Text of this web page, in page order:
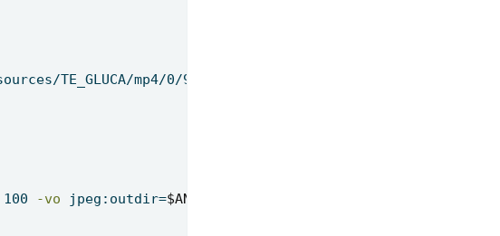
TE_GLUCA/mp4/0/9/1577860099590.mp4
100 -vo jpeg:outdir=$ANNO$suffix_jpg_dir